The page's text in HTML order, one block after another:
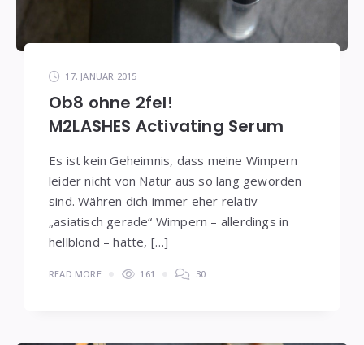
17. JANUAR 2015
Ob8 ohne 2fel!
M2LASHES Activating Serum
Es ist kein Geheimnis, dass meine Wimpern
leider nicht von Natur aus so lang geworden
sind. Währen dich immer eher relativ
„asiatisch gerade“ Wimpern – allerdings in
hellblond – hatte, […]
READ MORE 161 30